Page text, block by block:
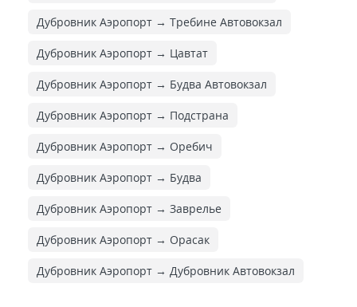
Дубровник Аэропорт → Требине Автовокзал
Дубровник Аэропорт → Цавтат
Дубровник Аэропорт → Будва Автовокзал
Дубровник Аэропорт → Подстрана
Дубровник Аэропорт → Оребич
Дубровник Аэропорт → Будва
Дубровник Аэропорт → Заврелье
Дубровник Аэропорт → Орасак
Дубровник Аэропорт → Дубровник Автовокзал